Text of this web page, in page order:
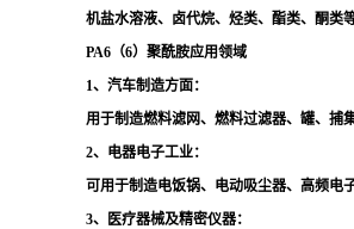
机盐水溶液、卤代烷、烃类、酯类、酮类
PA6（6）聚酰胺应用领域
1、汽车制造方面：
用于制造燃料滤网、燃料过滤器、罐、捕
2、电器电子工业：
可用于制造电饭锅、电动吸尘器、高频电
3、医疗器械及精密仪器：